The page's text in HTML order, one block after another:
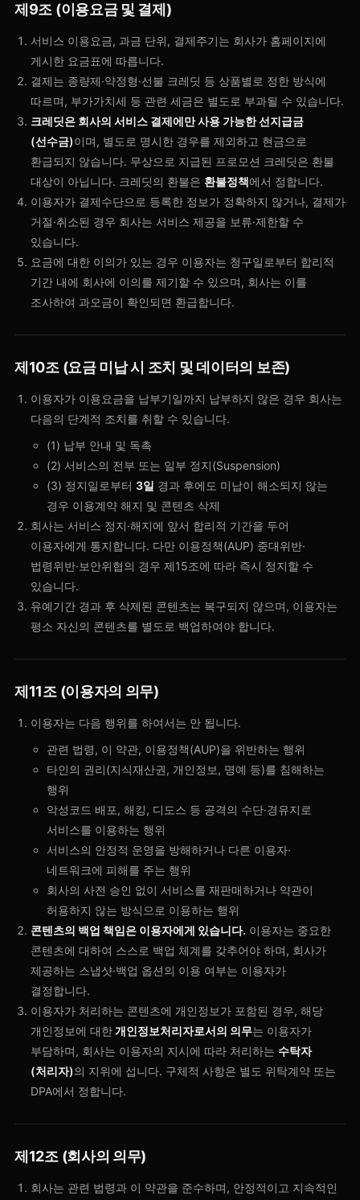
제9조 (이용요금 및 결제)
서비스 이용요금, 과금 단위, 결제주기는 회사가 홈페이지에
게시한 요금표에 따릅니다.
결제는 종량제·약정형·선불 크레딧 등 상품별로 정한 방식에
따르며, 부가가치세 등 관련 세금은 별도로 부과될 수 있습니다.
크레딧은 회사의 서비스 결제에만 사용 가능한 선지급금
(선수금)이며, 별도로 명시한 경우를 제외하고 현금으로
환급되지 않습니다. 무상으로 지급된 프로모션 크레딧은 환불
대상이 아닙니다. 크레딧의 환불은 환불정책에서 정합니다.
이용자가 결제수단으로 등록한 정보가 정확하지 않거나, 결제가
거절·취소된 경우 회사는 서비스 제공을 보류·제한할 수
있습니다.
요금에 대한 이의가 있는 경우 이용자는 청구일로부터 합리적
기간 내에 회사에 이의를 제기할 수 있으며, 회사는 이를
조사하여 과오금이 확인되면 환급합니다.
제10조 (요금 미납 시 조치 및 데이터의 보존)
이용자가 이용요금을 납부기일까지 납부하지 않은 경우 회사는
다음의 단계적 조치를 취할 수 있습니다.
(1) 납부 안내 및 독촉
(2) 서비스의 전부 또는 일부 정지(Suspension)
(3) 정지일로부터 3일 경과 후에도 미납이 해소되지 않는
경우 이용계약 해지 및 콘텐츠 삭제
회사는 서비스 정지·해지에 앞서 합리적 기간을 두어
이용자에게 통지합니다. 다만 이용정책(AUP) 중대위반·
법령위반·보안위협의 경우 제15조에 따라 즉시 정지할 수
있습니다.
유예기간 경과 후 삭제된 콘텐츠는 복구되지 않으며, 이용자는
평소 자신의 콘텐츠를 별도로 백업하여야 합니다.
제11조 (이용자의 의무)
이용자는 다음 행위를 하여서는 안 됩니다.
관련 법령, 이 약관, 이용정책(AUP)을 위반하는 행위
타인의 권리(지식재산권, 개인정보, 명예 등)를 침해하는
행위
악성코드 배포, 해킹, 디도스 등 공격의 수단·경유지로
서비스를 이용하는 행위
서비스의 안정적 운영을 방해하거나 다른 이용자·
네트워크에 피해를 주는 행위
회사의 사전 승인 없이 서비스를 재판매하거나 약관이
허용하지 않는 방식으로 이용하는 행위
콘텐츠의 백업 책임은 이용자에게 있습니다. 이용자는 중요한
콘텐츠에 대하여 스스로 백업 체계를 갖추어야 하며, 회사가
제공하는 스냅샷·백업 옵션의 이용 여부는 이용자가
결정합니다.
이용자가 처리하는 콘텐츠에 개인정보가 포함된 경우, 해당
개인정보에 대한개인정보처리자로서의 의무는 이용자가
부담하며, 회사는 이용자의 지시에 따라 처리하는 수탁자
(처리자)의 지위에 섭니다. 구체적 사항은 별도 위탁계약 또는
DPA에서 정합니다.
제12조 (회사의 의무)
회사는 관련 법령과 이 약관을 준수하며, 안정적이고 지속적인